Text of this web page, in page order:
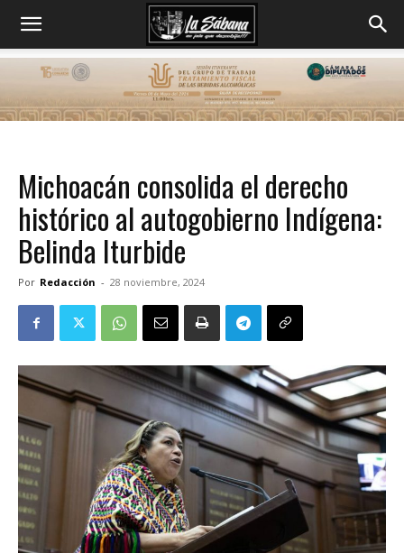
Michoacán consolida el derecho
histórico al autogobierno Indígena:
Belinda Iturbide
Por Redacción - 28 noviembre, 2024